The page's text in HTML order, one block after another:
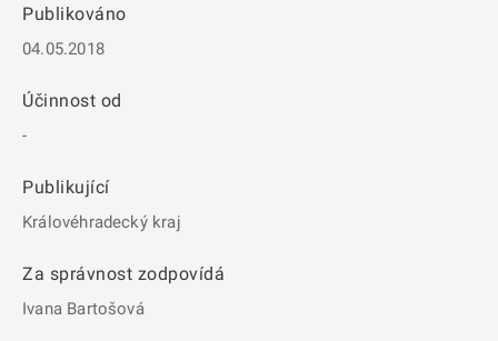
Publikováno
04.05.2018
Účinnost od
-
Publikující
Královéhradecký kraj
Za správnost zodpovídá
Ivana Bartošová